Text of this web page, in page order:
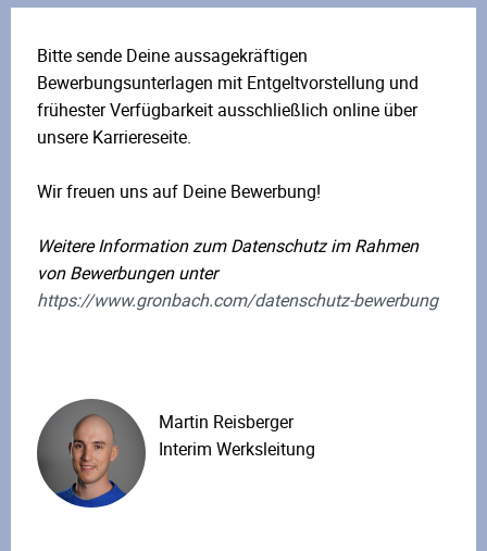
Bitte sende Deine aussagekräftigen
Bewerbungsunterlagen mit Entgeltvorstellung und
frühester Verfügbarkeit ausschließlich online über
unsere Karriereseite.
Wir freuen uns auf Deine Bewerbung!
Weitere Information zum Datenschutz im Rahmen
von Bewerbungen unter
https://www.gronbach.com/datenschutz-bewerbung
Martin Reisberger
Interim Werksleitung